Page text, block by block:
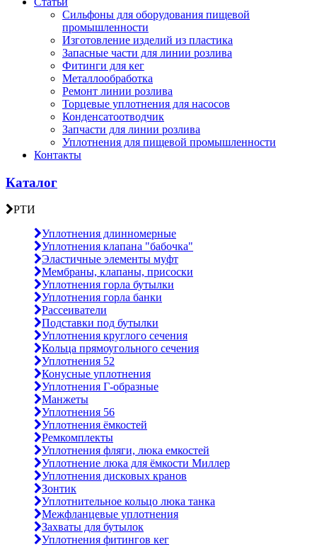
Сильфоны для оборудования пищевой
промышленности
Изготовление изделий из пластика
Запасные части для линии розлива
Фитинги для кег
Металлообработка
Ремонт линии розлива
Торцевые уплотнения для насосов
Конденсатоотводчик
Запчасти для линии розлива
Уплотнения для пищевой промышленности
Контакты
Каталог
РТИ
Уплотнения длинномерные
Уплотнения клапана "бабочка"
Эластичные элементы муфт
Мембраны, клапаны, присоски
Уплотнения горла бутылки
Уплотнения горла банки
Рассеиватели
Подставки под бутылки
Уплотнения круглого сечения
Кольца прямоугольного сечения
Уплотнения 52
Конусные уплотнения
Уплотнения Г-образные
Манжеты
Уплотнения 56
Уплотнения ёмкостей
Ремкомплекты
Уплотнения фляги, люка емкостей
Уплотнение люка для ёмкости Миллер
Уплотнения дисковых кранов
Зонтик
Уплотнительное кольцо люка танка
Межфланцевые уплотнения
Захваты для бутылок
Уплотнения фитингов кег